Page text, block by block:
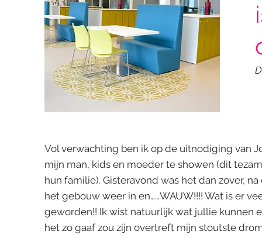
Vol verwachting ben ik op de uitnodiging van
mijn man, kids en moeder te showen (dit
hun familie). Gisteravond was het dan zover,
het gebouw weer in en……WAUW!!!! Wat is er
geworden!! Ik wist natuurlijk wat jullie kunnen
het zo gaaf zou zijn overtreft mijn stoutste